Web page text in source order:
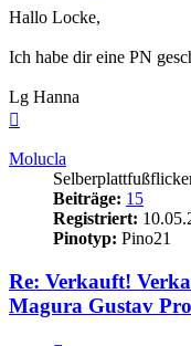
Hallo Locke,
Ich habe dir eine PN
Lg Hanna
Molucla
Beiträge: 15
Registriert:
Pinotyp: Pino21
Re: Verkauft!
Magura Gustav